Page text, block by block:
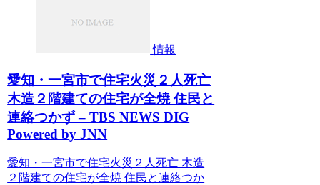
情報
愛知・一宮市で住宅火災２人死亡
木造２階建ての住宅が全焼 住民と
連絡つかず – TBS NEWS DIG
Powered by JNN
愛知・一宮市で住宅火災２人死亡 木造
２階建ての住宅が全焼 住民と連絡つか